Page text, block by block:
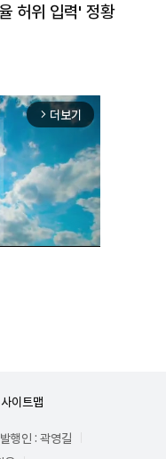
허위 입력' 정황
arrow_forward_ios 더보기
사이트맵
행인 : 곽영길